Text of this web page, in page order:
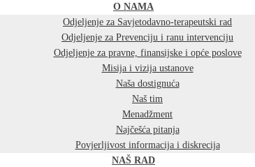
O NAMA
Odjeljenje za Savjetodavno-terapeutski rad
Odjeljenje za Prevenciju i ranu intervenciju
Odjeljenje za pravne, finansijske i opće poslove
Misija i vizija ustanove
Naša dostignuća
Naš tim
Menadžment
Najčešća pitanja
Povjerljivost informacija i diskrecija
NAŠ RAD